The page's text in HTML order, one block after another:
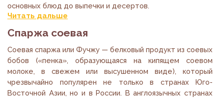
Читать статью полностью
основных блюд до выпечки и десертов.
Соевый сыр тофу производят твердым и мягким, при
этом консистенция зависит от вида осадителя,
применяемого для створаживания соевого молока, а
также от времени и силы прессования творожного
сгустка. Плотные виды отличаются высоким
содержанием белка (12-17%) и меньшей влажностью, а
мягкие виды содержат 7-10% белка и имеют
Читать дальше
Спаржа соевая
Соевая спаржа или Фучжу — белковый продукт из соевых
бобов («пенка», образующаяся на кипящем соевом
молоке, в свежем или высушенном виде), который
чрезвычайно популярен не только в странах Юго-
Восточной Азии, но и в России. В англоязычных странах